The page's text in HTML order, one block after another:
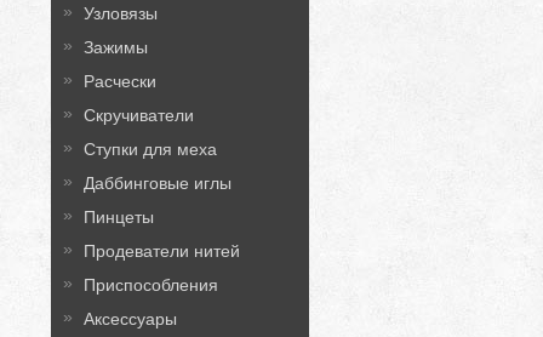
Узловязы
Зажимы
Расчески
Скручиватели
Ступки для меха
Даббинговые иглы
Пинцеты
Продеватели нитей
Приспособления
Аксессуары